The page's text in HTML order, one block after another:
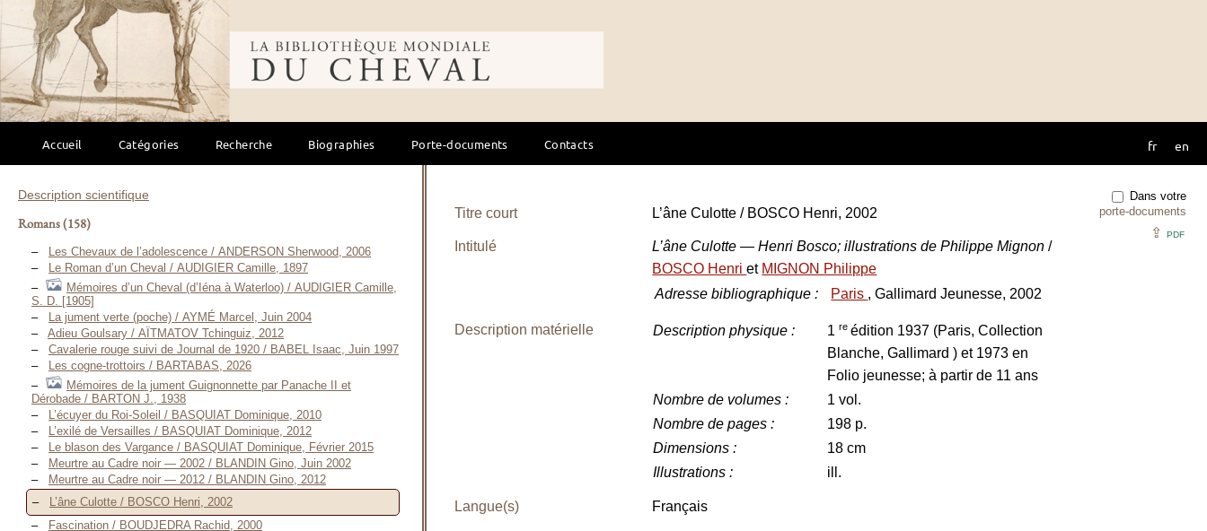
Bibliothèque mondiale du cheval
Accueil Catégories Recherche Biographies Porte-documents Contacts fr en
Description scientifique
Romans(158)
Les Chevaux de l’adolescence / ANDERSON Sherwood, 2006
Le Roman d’un Cheval / AUDIGIER Camille, 1897
Mémoires d’un Cheval (d’Iéna à Waterloo) / AUDIGIER Camille,
S. D. [1905]
La jument verte (poche) / AYMÉ Marcel, Juin 2004
Adieu Goulsary / AÏTMATOV Tchinguiz, 2012
Cavalerie rouge suivi de Journal de 1920 / BABEL Isaac, Juin 1997
Les cogne-trottoirs / BARTABAS, 2026
Mémoires de la jument Guignonnette par Panache II et
Dérobade / BARTON J., 1938
L’écuyer du Roi-Soleil / BASQUIAT Dominique, 2010
L’exilé de Versailles / BASQUIAT Dominique, 2012
Le blason des Vargance / BASQUIAT Dominique, Février 2015
Meurtre au Cadre noir — 2002 / BLANDIN Gino, Juin 2002
Meurtre au Cadre noir — 2012 / BLANDIN Gino, 2012
L’âne Culotte / BOSCO Henri, 2002
Fascination / BOUDJEDRA Rachid, 2000
Dans votre
porte-documents
⇪ PDF
Titre court L’âne Culotte / BOSCO Henri, 2002
Intitulé L’âne Culotte — Henri Bosco; illustrations de Philippe Mignon/
BOSCO Henriet MIGNON Philippe
Adresse bibliographique : Paris , Gallimard Jeunesse, 2002
Description matérielle Description physique : 1re édition 1937 (Paris, Collection
Blanche, Gallimard ) et 1973 en
Folio jeunesse; à partir de 11 ans
Nombre de volumes :
1 vol.
Nombre de pages :
198 p.
Dimensions :
18 cm
Illustrations : ill.
Langue(s) Français